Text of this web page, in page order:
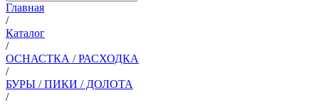
Главная
/
Каталог
/
ОСНАСТКА / РАСХОДКА
/
БУРЫ / ПИКИ / ДОЛОТА
/